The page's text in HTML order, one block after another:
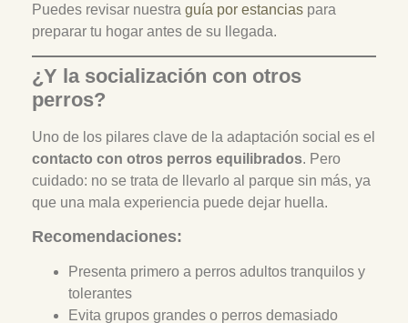
Puedes revisar nuestra guía por estancias para
preparar tu hogar antes de su llegada.
¿Y la socialización con otros
perros?
Uno de los pilares clave de la adaptación social es el
contacto con otros perros equilibrados. Pero
cuidado: no se trata de llevarlo al parque sin más, ya
que una mala experiencia puede dejar huella.
Recomendaciones:
Presenta primero a perros adultos tranquilos y
tolerantes
Evita grupos grandes o perros demasiado